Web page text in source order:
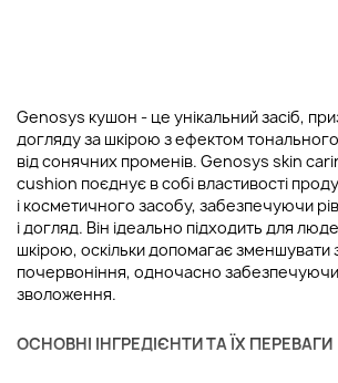
Genosys кушон - це унікальний засіб,
догляду за шкірою з ефектом
від сонячних променів. Genosys skin
cushion поєднує в собі властивості
і косметичного засобу, забезпечуючи
і догляд. Він ідеально підходить для
шкірою, оскільки допомагає зменшувати
почервоніння, одночасно
зволоження.
ОСНОВНІ ІНГРЕДІЄНТИ ТА ЇХ ПЕРЕВАГИ